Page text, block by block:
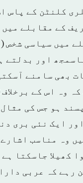
کلنٹن کے پاس
کے مقابلے
میں سیاسی شخص
اور بدلتے
بھی سامنے
وہ اس کے
ہو جس کی
ایک نئی بری
وہ مناسب
کھیلا جاسکتا
رہے کہ عربی